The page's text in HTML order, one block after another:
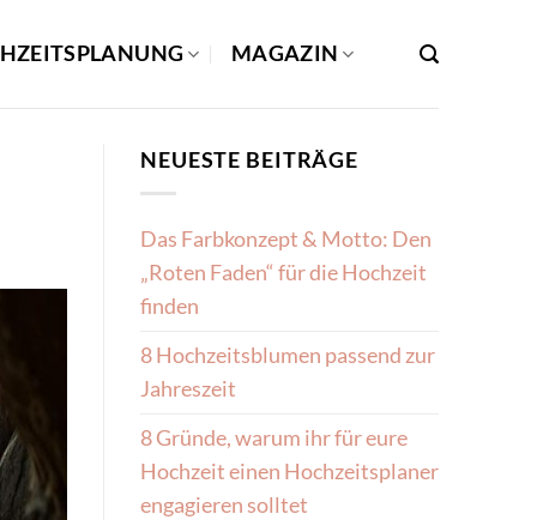
MAGAZIN
NEUESTE BEITRÄGE
Das Farbkonzept & Motto: Den
„Roten Faden“ für die Hochzeit
finden
8 Hochzeitsblumen passend zur
Jahreszeit
8 Gründe, warum ihr für eure
Hochzeit einen Hochzeitsplaner
engagieren solltet